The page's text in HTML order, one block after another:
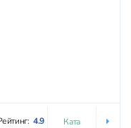
приготовленных с...
4.9 Ката